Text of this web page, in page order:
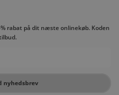
rabat på dit næste onlinekøb. Koden
nyhedsbrev